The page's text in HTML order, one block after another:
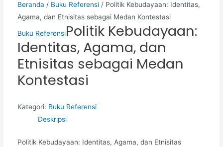
Beranda / Buku Referensi/ Politik Kebudayaan: Identitas,
Agama, dan Etnisitas sebagai Medan Kontestasi
Buku ReferensiPolitik Kebudayaan:
Identitas, Agama, dan
Etnisitas sebagai Medan
Kontestasi
Kategori: Buku Referensi
Deskripsi
Politik Kebudayaan: Identitas, Agama, dan Etnisitas